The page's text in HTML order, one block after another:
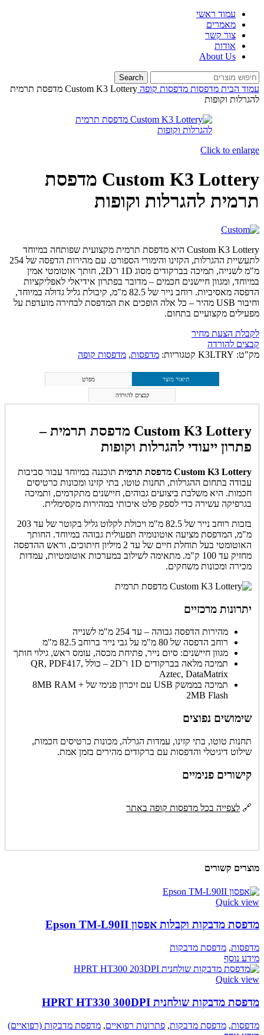
עמוד ראשי
מאמרים
צור קשר
אודות
About Us
Search
עמוד הבית מדפסות מדפסות קופה
Custom K3 Lottery מדפסת תרמית
להגרלות וקופות
Click to enlarge
Custom K3 Lottery מדפסת
תרמית להגרלות וקופות
Custom K3 Lottery היא מדפסת תרמית מקצועית שפותחה במיוחד
לתעשיית ההגרלות, הקזינו והימורי הספורט. עם מהירות הדפסה של 254
מ"מ לשנייה, תמיכה בברקודים מסוג 1D ו־2D, חותך אוטומטי אמין
במיוחד, ומגוון חיישנים חכמים – מדובר בפתרון אידיאלי לאפליקציות
הדפסה מאסיביות. רוחב נייר של 82.5 מ"מ, קיבולת גליל גדולה במיוחד,
וחיבור USB מהיר – כל אלה הופכים את המדפסת לבחירה מועדפת על
מפעילים מקצועיים בתחום.
לקבלת הצעת מחיר
קבצים להורדה
מק"ט: K3LTRY קטגוריות: מדפסות, מדפסות קופה
תיאור מוצר מפרט
קבצים להורדה
Custom K3 Lottery מדפסת תרמית –
פתרון ייעודי להגרלות וקופות
Custom K3 Lottery מדפסת תרמית
תוכננה במיוחד עבור סביבות
עבודה בתחום ההגרלות, תחנות טוטו, בתי קזינו ומכונות כרטיסים
חכמות. היא משלבת ביצועים גבוהים, חיישנים מתקדמים, ותמיכה
בגרפיקה עשירה כדי לספק פלט איכותי במהירות מקסימלית.
בזכות רוחב נייר של 82.5 מ"מ ויכולת לקלוט גליל בקוטר של עד 203
מ"מ, המדפסת מציעה אוטונומיה תפעולית גבוהה במיוחד. החותך
האוטומטי בעל תוחלת חיים של עד 2 מיליון חיתוכים, וראש ההדפסה
מחזיק עד 100 ק"מ. מתאימה לשילוב במערכות אוטומטיות, עמדות
מכירה ומכונות משחקים.
יתרונות מרכזיים
מהירות הדפסה גבוהה – עד 254 מ"מ לשנייה
רוחב הדפסה של 80 מ"מ על גבי נייר ברוחב 82.5 מ"מ
מגוון חיישנים: סיום נייר, פתיחת מכסה, עומס ראש, גילוי חותך
תמיכה מלאה בברקודים 1D ו־2D – כולל QR, PDF417,
Aztec, DataMatrix
תמיכה בממשק USB עם זיכרון פנימי של 8MB RAM +
2MB Flash
שימושים נפוצים
תחנות טוטו, בתי קזינו, עמדות הגרלה, מכונות כרטיסים חכמות,
שילוט דיגיטלי והדפסות עם ברקודים מהירים בזמן אמת.
קישורים פנימיים
🔗 לצפייה בכל מדפסות קופה באתר
מוצרים קשורים
Quick view
מדפסת מדבקות וקבלות אפסון Epson TM-L90II
מדפסות, מדפסת מדבקות
מידע נוסף
Quick view
מדפסת מדבקות שולחנית HPRT HT330 300DPI
מדפסות, מדפסת מדבקות, פתרונות רפואיים, מדפסת מדבקות (רפואיים)